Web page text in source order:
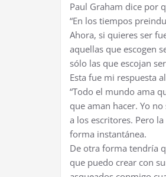
Paul Graham dice por
“En los tiempos
Ahora, si quieres ser
aquellas que escogen
sólo las que escojan
Esta fue mi respuesta
“Todo el mundo ama
que aman hacer. Yo
a los escritores. Pero
forma instantánea.
De otra forma tendría
que puedo crear con